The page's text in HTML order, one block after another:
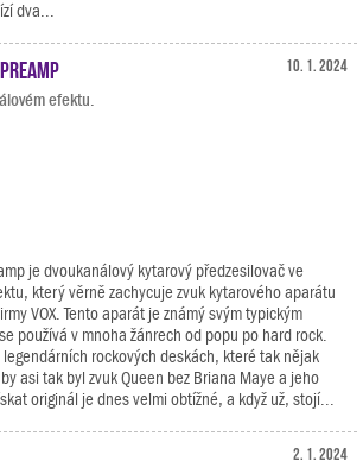
dva...
10. 1. 2024
efektu.
je dvoukanálový kytarový předzesilovač ve
který věrně zachycuje zvuk kytarového aparátu
VOX. Tento aparát je známý svým typickým
používá v mnoha žánrech od popu po hard rock.
legendárních rockových deskách, které tak nějak
asi tak byl zvuk Queen bez Briana Maye a jeho
originál je dnes velmi obtížné, a když už, stojí...
2. 1. 2024